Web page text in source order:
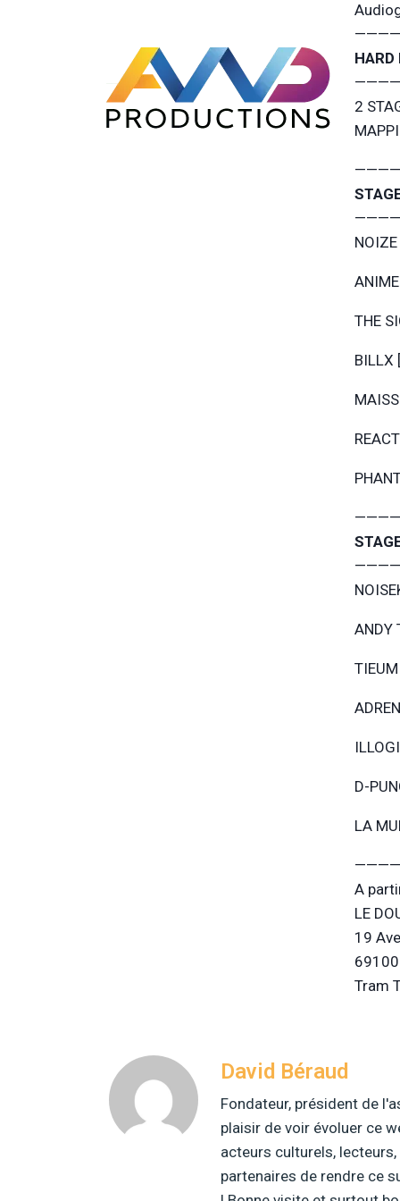
HARD
2
THE
BILLX
ANDY
D-
LA
A
LE
19
Tram
David Béraud
Fondateur, président de
plaisir de voir évoluer ce
acteurs culturels,
partenaires de rendre ce